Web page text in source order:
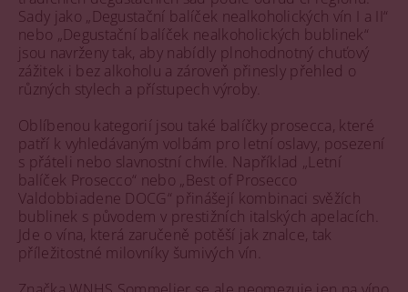
Sady jako „Degustační balíček nealkoholických vín I a II“
nebo „Degustační balíček nealkoholických bublinek“
jsou navrženy tak, aby nabídly plnohodnotný chuťový
zážitek i bez alkoholu a zároveň přinesly přehled o
různých stylech a přístupech výroby.
Oblíbenou kategorií jsou také balíčky prosecca, které
patří k vyhledávaným volbám pro letní oslavy, posezení
s přáteli nebo slavnostní chvíle. Například „Letní
balíček Prosecco“ nebo „Best of Prosecco
Valdobbiadene DOCG“ přinášejí kombinaci svěžích
bublinek s původem v prestižních italských apelacích.
Jde o vína, která zaručeně potěší jak znalce, tak
příležitostné milovníky šumivých vín.